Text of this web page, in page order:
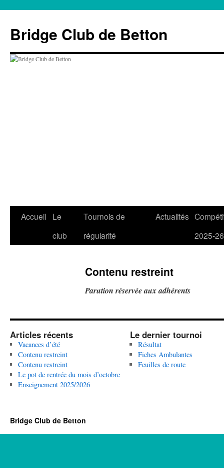
contenu
Bridge Club de Betton
Accueil
Le
club
Tournois de
régularité
Actualités
2025-26
Contenu restreint
Parution réservée aux adhérents
Articles récents
Vacances d’été
Contenu restreint
Contenu restreint
Le pot de rentrée du mois d’octobre
Enseignement 2025/2026
Le dernier tournoi
Résultat
Fiches Ambulantes
Feuilles de route
Bridge Club de Betton